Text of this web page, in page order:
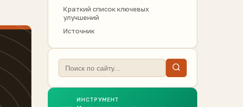
Краткий список ключевых
улучшений
Источник
ИНСТРУМЕНТ